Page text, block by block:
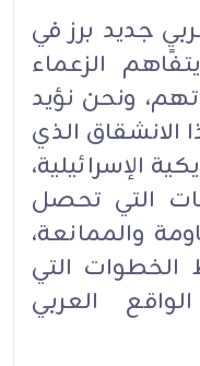
جديد برز في
الزعماء
ونحن نؤيد
الانشقاق الذي
الإسرائيلية،
التي تحصل
والممانعة،
التي
العربي